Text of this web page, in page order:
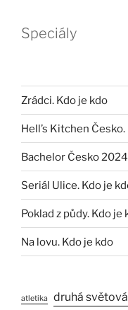
Speciály
Zrádci. Kdo je kdo
Hell’s Kitchen
Bachelor Česko 2024
Seriál Ulice. Kdo je
Poklad z půdy. Kdo je
Na lovu. Kdo je kdo
atletika druhá